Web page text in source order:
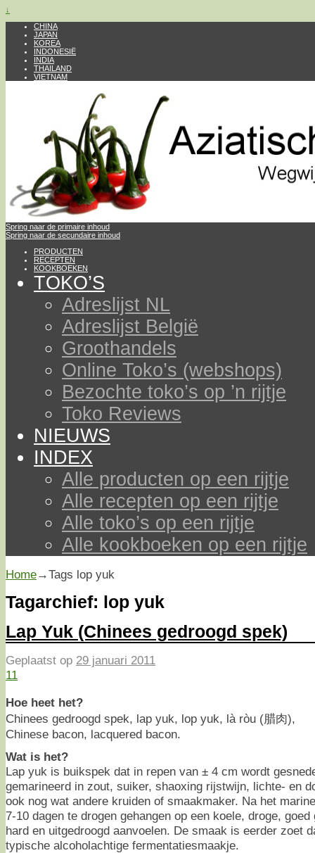
↓
CHINA
JAPAN
KOREA
INDONESIË
INDIA
THAILAND
VIETNAM
Spring naar de primaire inhoud
Spring naar de secundaire inhoud
PRODUCTEN
RECEPTEN
KOOKBOEKEN
TOKO’S
Adreslijst NL
Adreslijst België
Groothandels
Online Toko’s (webshops)
Bezochte toko’s op ’n rijtje
Toko Reviews
NIEUWS
INDEX
Alle producten op een rijtje
Alle recepten op een rijtje
Alle toko’s op een rijtje
Alle kookboeken op een rijtje
Home→Tags lop yuk
Tagarchief: lop yuk
Lap Yuk (Chinees gedroogd spek)
Geplaatst op 29 januari 2011
11
Hoe heet het?
Chinees gedroogd spek, lap yuk, lop yuk, là ròu (腊肉),
Chinese bacon, lacquered bacon.
Wat is het?
Lap yuk is buikspek dat in repen van ± 4 cm wordt
gemarineerd in zout, suiker, shaoxing rijstwijn, lichte- en
ook nog wat andere kruiden of smaakmaker. Na het
7-10 dagen te drogen gehangen op een koele, droge,
hard en uitgedroogd aanvoelen. De smaak is eerder zoet
typische alcoholachtige fermentatiesmaakje.